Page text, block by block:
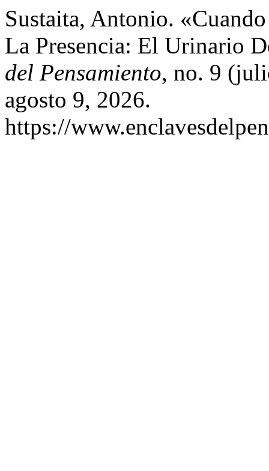
Sustaita, Antonio.
La Presencia: El Urinario
del Pensamiento, no. 9
agosto 9, 2026.
https://